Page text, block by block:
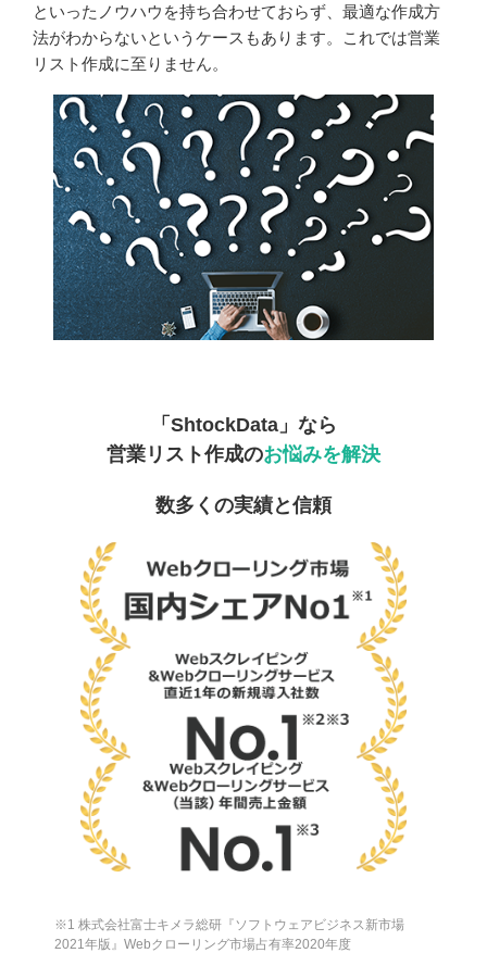
といったノウハウを持ち合わせておらず、最適な作成方
法がわからないというケースもあります。これでは営業
リスト作成に至りません。
「ShtockData」なら
営業リスト作成のお悩みを解決
数多くの実績と信頼
※1 株式会社富士キメラ総研『ソフトウェアビジネス新市場
2021年版』Webクローリング市場占有率2020年度